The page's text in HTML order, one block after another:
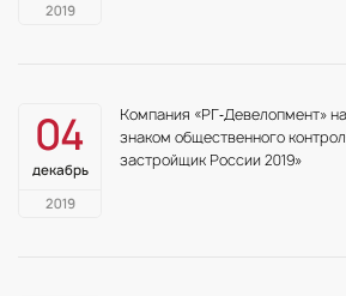
2019
04
декабрь
2019
Компания «РГ‑Девелопмент»
знаком общественного
застройщик России 2019»